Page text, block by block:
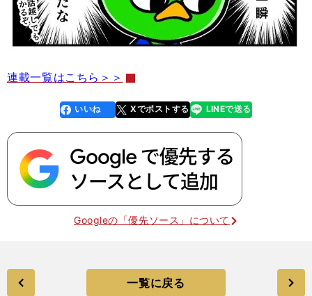
連載一覧はこちら＞＞
faceboo
k
いいね Xでポストする
line LINEで送る
Googleの「優先ソース」について
一覧に戻る